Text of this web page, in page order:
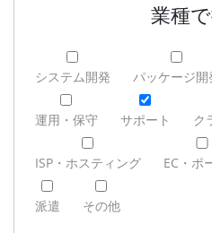
業種
システム開発 パッケージ開
運用・保守 サポート ク
ISP・ホスティング EC・ポ
派遣 その他